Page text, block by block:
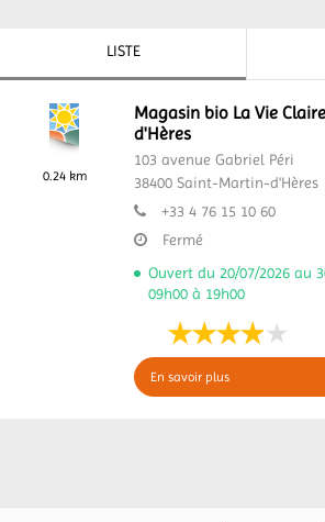
LISTE
0.24 km
Magasin bio La Vie
d'Hères
103 avenue Gabriel Péri
38400 Saint-Martin-d'Hères
+33 4 76 15 10 60
Fermé
Ouvert du 20/07/2026 au
09h00 à 19h00
En savoir plus